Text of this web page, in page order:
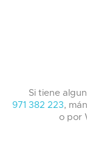
Si tiene
971 382 223,
o por